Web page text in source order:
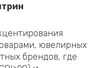
ювелирных
брендов, где